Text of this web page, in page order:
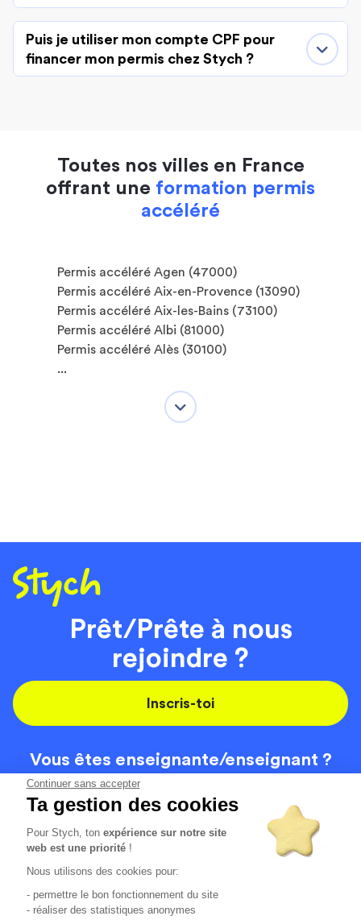
Continuer sans accepter
Ta gestion des cookies
Pour Stych, tonexpérience sur notre site
web est une priorité !
Nous utilisons des cookies pour:
- permettre le bon fonctionnement du site
- réaliser des statistiques anonymes
Puis je utiliser mon compte CPF pour
financer mon permis chez Stych ?
Toutes nos villes en France
offrant une formation permis
accéléré
Permis accéléré Agen (47000)
Permis accéléré Aix-en-Provence (13090)
Permis accéléré Aix-les-Bains (73100)
Permis accéléré Albi (81000)
Permis accéléré Alès (30100)
...
Prêt/Prête à nous
rejoindre ?
Inscris-toi
Vous êtes enseignante/enseignant ?
On recrute
Code de la route
Localisation
Contact